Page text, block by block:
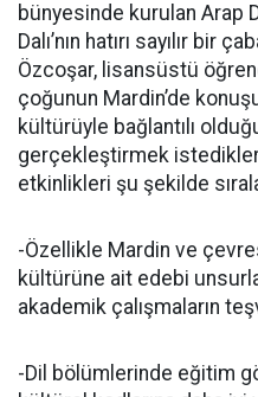
bünyesinde kurulan Arap
Dalı’nın hatırı sayılır bir
Özcoşar, lisansüstü
çoğunun Mardin’de
kültürüyle bağlantılı
gerçekleştirmek
etkinlikleri şu şekilde
-Özellikle Mardin ve
kültürüne ait edebi
akademik çalışmaların
-Dil bölümlerinde eğitim